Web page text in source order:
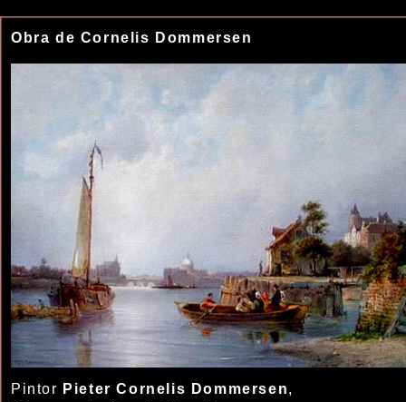
Obra de Cornelis Dommersen
Pintor Pieter Cornelis Dommersen,